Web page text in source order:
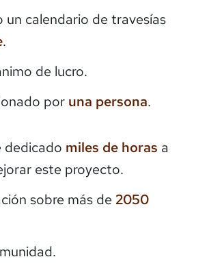
un calendario de travesías
.
de lucro.
por una persona.
dedicado miles de horas a
este proyecto.
sobre más de 2050